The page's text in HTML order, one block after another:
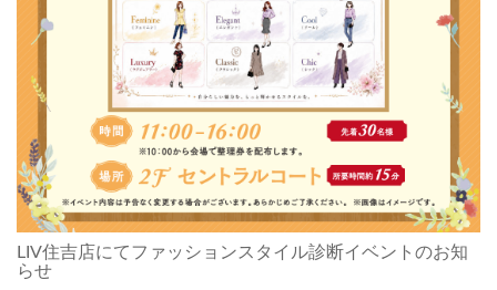
LIV住吉店にてファッションスタイル診断イベントのお知
らせ